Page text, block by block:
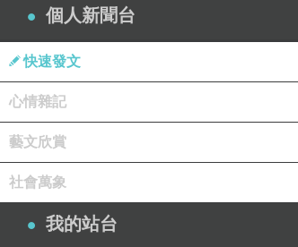
個人新聞台
快速發文
心情雜記
藝文欣賞
社會萬象
我的站台